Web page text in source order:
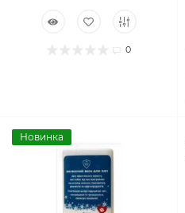
0
Новинка